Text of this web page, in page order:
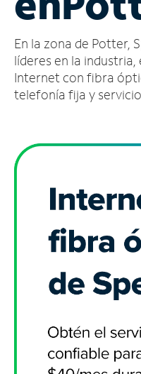
cuenta
Encuentra
una
tienda
En la zona de Potter,
líderes en la
Internet con fibra
telefonía fija y